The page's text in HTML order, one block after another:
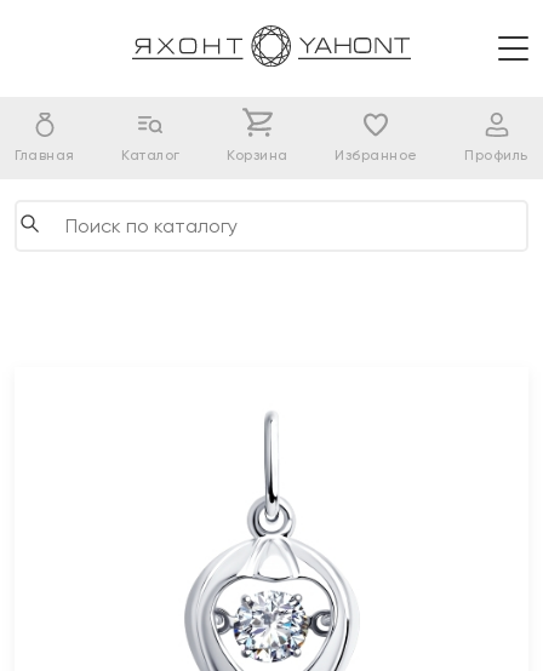
Главная Каталог Корзина Избранное Профиль